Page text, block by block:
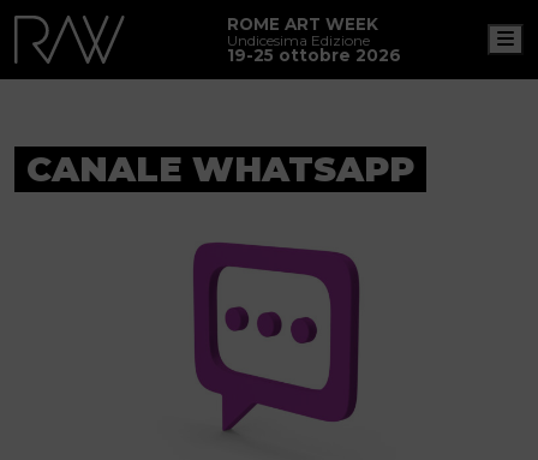
ROME ART WEEK
Undicesima Edizione
19-25 ottobre 2026
CANALE WHATSAPP